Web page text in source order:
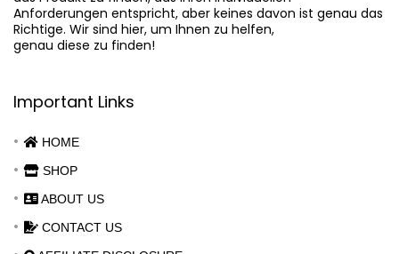
Anforderungen entspricht, aber keines davon ist genau das
Richtige. Wir sind hier, um Ihnen zu helfen,
genau diese zu finden!
Important Links
HOME
SHOP
ABOUT US
CONTACT US